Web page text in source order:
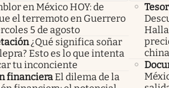
en México HOY: de
el terremoto en Guerrero
5 de agosto
¿Qué significa soñar
Esto es lo que intenta
tu inconciente
financieraEl dilema de la